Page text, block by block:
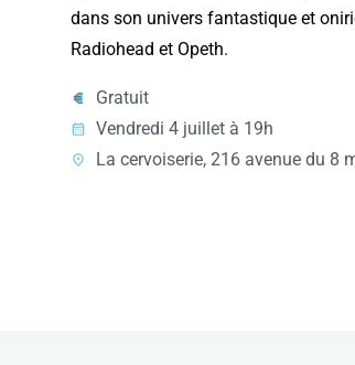
dans son univers fantastique et
Radiohead et Opeth.
Gratuit
Vendredi 4 juillet à 19h
La cervoiserie, 216 avenue du 8